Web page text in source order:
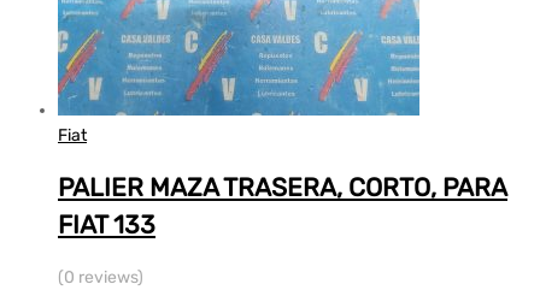
Fiat
PALIER MAZA TRASERA, CORTO, PARA
FIAT 133
(0 reviews)